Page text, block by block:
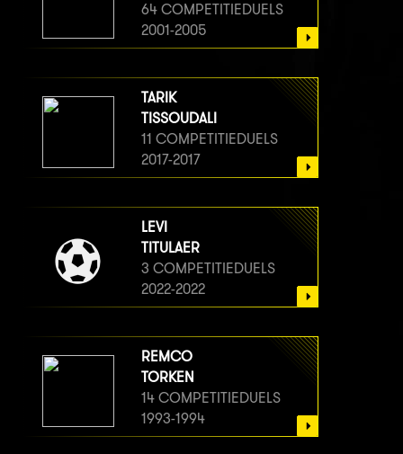
64 COMPETITIEDUELS
2001-2005
TARIK
TISSOUDALI
11 COMPETITIEDUELS
2017-2017
LEVI
TITULAER
3 COMPETITIEDUELS
2022-2022
REMCO
TORKEN
14 COMPETITIEDUELS
1993-1994